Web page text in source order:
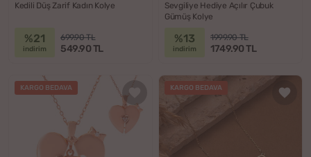
Kedili Düş Zarif Kadın Kolye
%21
indirim
699.90 TL
549.90 TL
Sevgiliye Hediye Açılır Çubuk
Gümüş Kolye
%13
indirim
1999.90 TL
1749.90 TL
KARGO BEDAVA KARGO BEDAVA